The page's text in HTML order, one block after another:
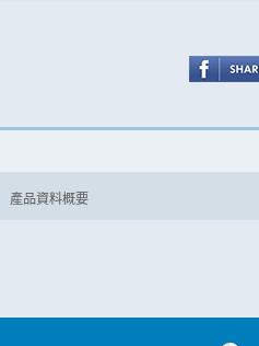
產品資料概要